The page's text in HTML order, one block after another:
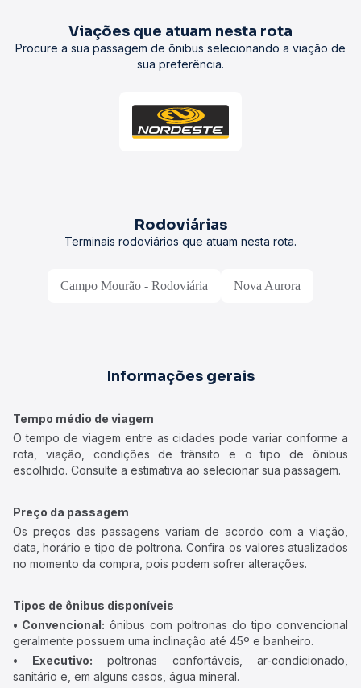
Viações que atuam nesta rota
Procure a sua passagem de ônibus selecionando a viação de
sua preferência.
Rodoviárias
Terminais rodoviários que atuam nesta rota.
Campo Mourão - Rodoviária Nova Aurora
Informações gerais
Tempo médio de viagem
O tempo de viagem entre as cidades pode variar conforme a
rota, viação, condições de trânsito e o tipo de ônibus
escolhido. Consulte a estimativa ao selecionar sua passagem.
Preço da passagem
Os preços das passagens variam de acordo com a viação,
data, horário e tipo de poltrona. Confira os valores atualizados
no momento da compra, pois podem sofrer alterações.
Tipos de ônibus disponíveis
• Convencional: ônibus com poltronas do tipo convencional
geralmente possuem uma inclinação até 45º e banheiro.
• Executivo: poltronas confortáveis, ar-condicionado,
sanitário e, em alguns casos, água mineral.